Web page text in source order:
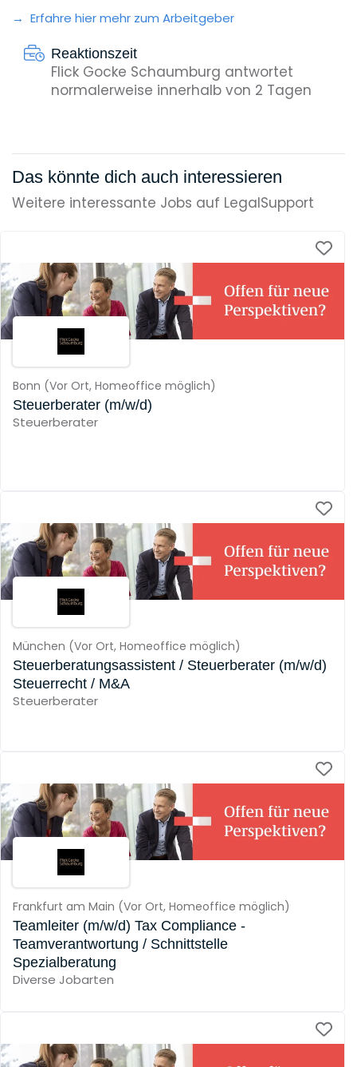
Erfahre hier mehr zum Arbeitgeber
Reaktionszeit
Flick Gocke Schaumburg antwortet
normalerweise innerhalb von 2 Tagen
Das könnte dich auch interessieren
Weitere interessante Jobs auf LegalSupport
Bonn (Vor Ort, Homeoffice möglich)
Steuerberater (m/w/d)
Steuerberater
München (Vor Ort, Homeoffice möglich)
Steuerberatungsassistent / Steuerberater (m/w/d)
Steuerrecht / M&A
Steuerberater
Frankfurt am Main (Vor Ort, Homeoffice möglich)
Teamleiter (m/w/d) Tax Compliance -
Teamverantwortung / Schnittstelle
Spezialberatung
Diverse Jobarten